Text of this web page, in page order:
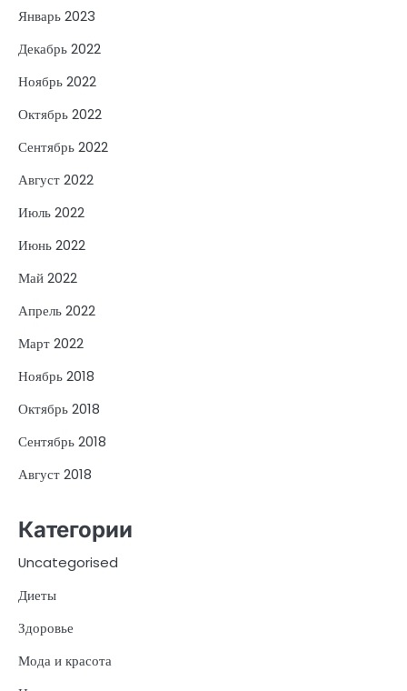
Январь 2023
Декабрь 2022
Ноябрь 2022
Октябрь 2022
Сентябрь 2022
Август 2022
Июль 2022
Июнь 2022
Май 2022
Апрель 2022
Март 2022
Ноябрь 2018
Октябрь 2018
Сентябрь 2018
Август 2018
Категории
Uncategorised
Диеты
Здоровье
Мода и красота